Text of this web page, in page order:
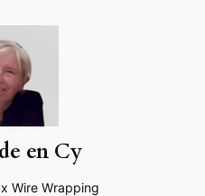
en Cy
Wire Wrapping